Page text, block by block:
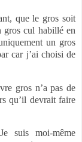
que le gros soit
gros cul habillé en
un gros
car j’ai choisi de
gros n’a pas de
qu’il devrait faire
suis moi-même